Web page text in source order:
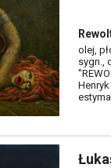
olej,
sygn.,
Henryk